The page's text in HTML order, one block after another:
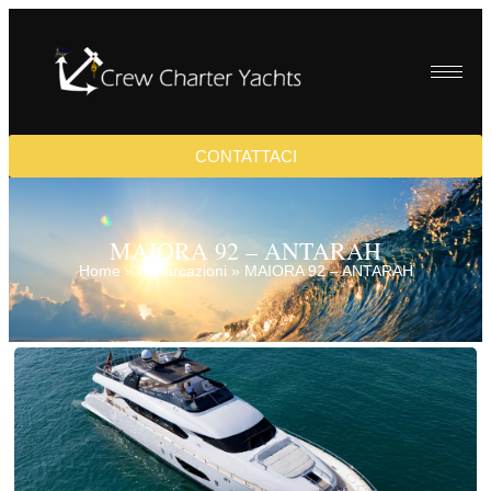
CONTATTACI
MAIORA 92 – ANTARAH
Home » Imbarcazioni » MAIORA 92 – ANTARAH